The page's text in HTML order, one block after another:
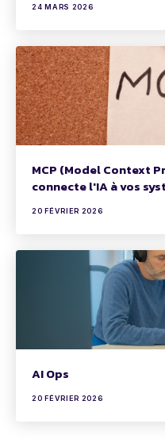
24 MARS 2026
MCP (Model Context
connecte l'IA à vos
20 FÉVRIER 2026
AI Ops
20 FÉVRIER 2026